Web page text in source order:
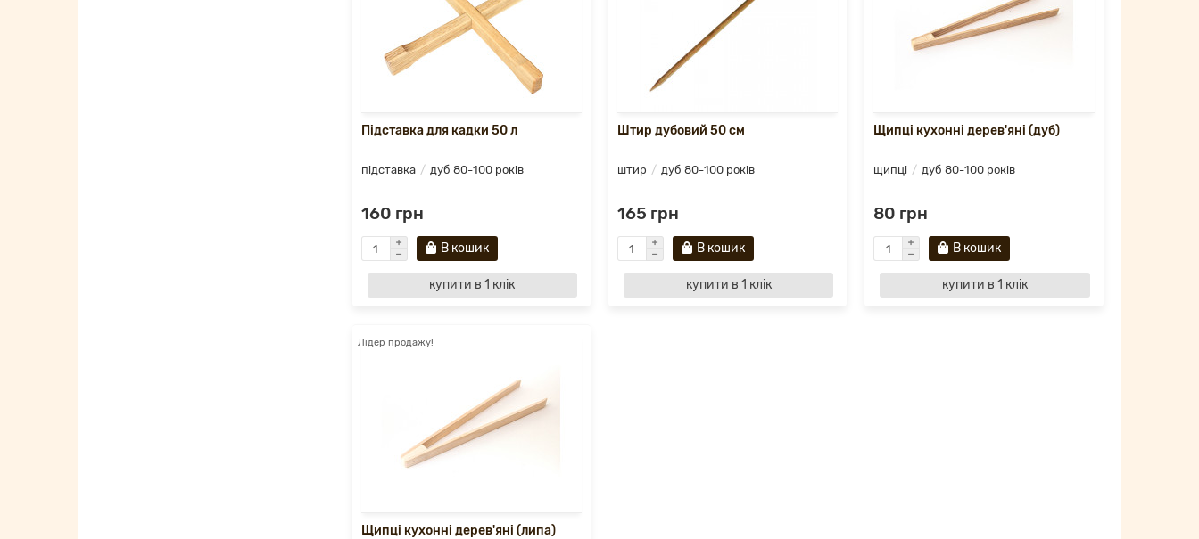
Підставка для кадки 50 л
підставка дуб 80-100 років
160 грн
В кошик
купити в 1 клік
Штир дубовий 50 см
штир дуб 80-100 років
165 грн
В кошик
купити в 1 клік
Щипці кухонні дерев'яні (дуб)
щипці дуб 80-100 років
80 грн
В кошик
купити в 1 клік
Лідер продажу!
Щипці кухонні дерев'яні (липа)